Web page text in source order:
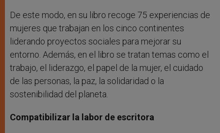
De este modo, en su libro recoge 75 experiencias de
mujeres que trabajan en los cinco continentes
liderando proyectos sociales para mejorar su
entorno. Además, en el libro se tratan temas como el
trabajo, el liderazgo, el papel de la mujer, el cuidado
de las personas, la paz, la solidaridad o la
sostenibilidad del planeta.
Compatibilizar la labor de escritora